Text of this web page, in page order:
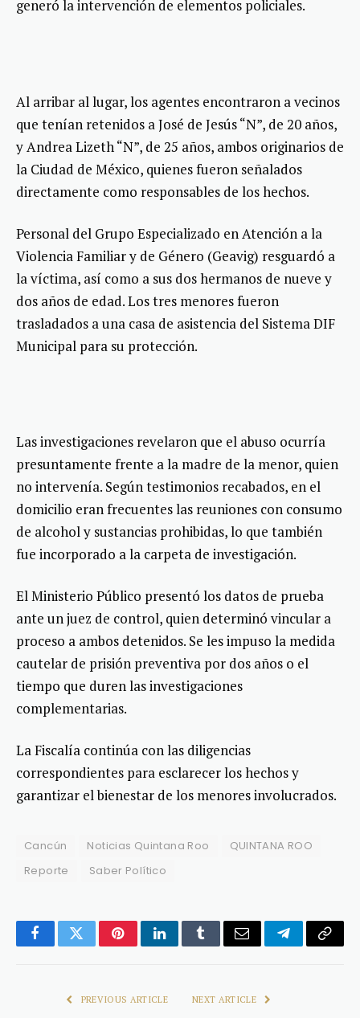
generó la intervención de elementos policiales.
Al arribar al lugar, los agentes encontraron a vecinos
que tenían retenidos a José de Jesús “N”, de 20 años,
y Andrea Lizeth “N”, de 25 años, ambos originarios de
la Ciudad de México, quienes fueron señalados
directamente como responsables de los hechos.
Personal del Grupo Especializado en Atención a la
Violencia Familiar y de Género (Geavig) resguardó a
la víctima, así como a sus dos hermanos de nueve y
dos años de edad. Los tres menores fueron
trasladados a una casa de asistencia del Sistema DIF
Municipal para su protección.
Las investigaciones revelaron que el abuso ocurría
presuntamente frente a la madre de la menor, quien
no intervenía. Según testimonios recabados, en el
domicilio eran frecuentes las reuniones con consumo
de alcohol y sustancias prohibidas, lo que también
fue incorporado a la carpeta de investigación.
El Ministerio Público presentó los datos de prueba
ante un juez de control, quien determinó vincular a
proceso a ambos detenidos. Se les impuso la medida
cautelar de prisión preventiva por dos años o el
tiempo que duren las investigaciones
complementarias.
La Fiscalía continúa con las diligencias
correspondientes para esclarecer los hechos y
garantizar el bienestar de los menores involucrados.
Cancún Noticias Quintana Roo
QUINTANA ROO
Reporte
Saber Político
FacebookTwitterPinterestLinkedInTumblrEmail TelegramCopy
PREVIOUS ARTICLE NEXT ARTICLE